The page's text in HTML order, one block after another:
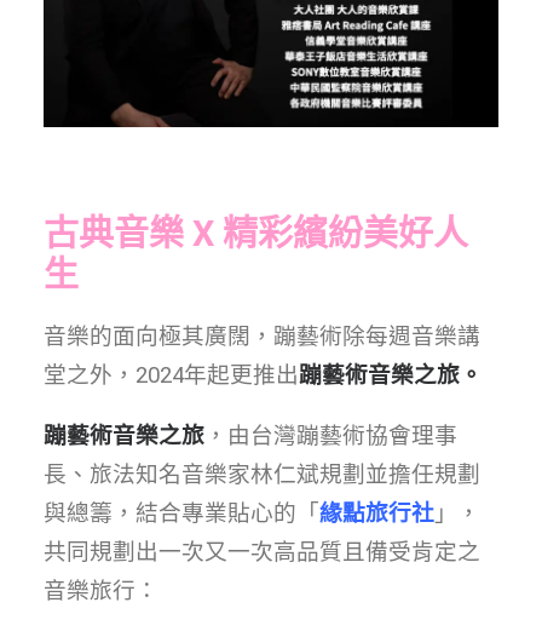
古典音樂 X 精彩繽紛美好人
生
音樂的面向極其廣闊，蹦藝術除每週音樂講
堂之外，2024年起更推出蹦藝術音樂之旅 。
蹦藝術音樂之旅 ，由台灣蹦藝術協會理事
長、旅法知名音樂家林仁斌規劃並擔任規劃
與總籌，結合專業貼心的「 緣點旅行社 」，
共同規劃出一次又一次高品質且備受肯定之
音樂旅行：